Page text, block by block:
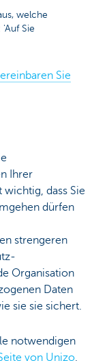
welche
Sie
Sie
Ihrer
wichtig, dass Sie
dürfen
strengeren
Organisation
Daten
sie sie sichert.
notwendigen
von Unizo.